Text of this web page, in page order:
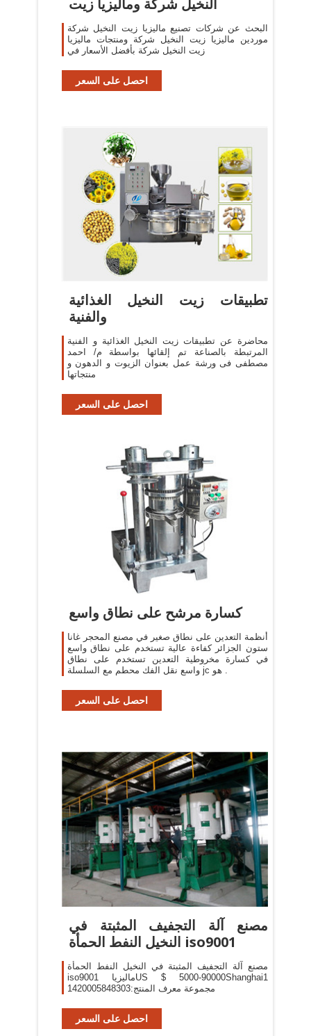
النخيل شركة وماليزيا زيت
البحث عن شركات تصنيع ماليزيا زيت النخيل شركة
موردين ماليزيا زيت النخيل شركة ومنتجات ماليزيا
زيت النخيل شركة بأفضل الأسعار في
احصل على السعر
تطبيقات زيت النخيل الغذائية
والفنية
محاضرة عن تطبيقات زيت النخيل الغذائية و الفنية
المرتبطة بالصناعة تم إلقائها بواسطة م/ احمد
مصطفى فى ورشة عمل بعنوان الزيوت و الدهون و
منتجاتها
احصل على السعر
كسارة مرشح على نطاق واسع
أنظمة التعدين على نطاق صغير في مصنع المحجر غانا
ستون الجزائر كفاءة عالية تستخدم على نطاق واسع
في كسارة مخروطية التعدين تستخدم على نطاق
واسع نقل الفك محطم مع السلسلة jc هو .
احصل على السعر
مصنع آلة التجفيف المثبتة في
النخيل النفط الحمأة iso9001
مصنع آلة التجفيف المثبتة في النخيل النفط الحمأة
iso9001 ماليزياUS $ 5000-90000Shanghai1
مجموعة معرف المنتج:1420005848303
احصل على السعر